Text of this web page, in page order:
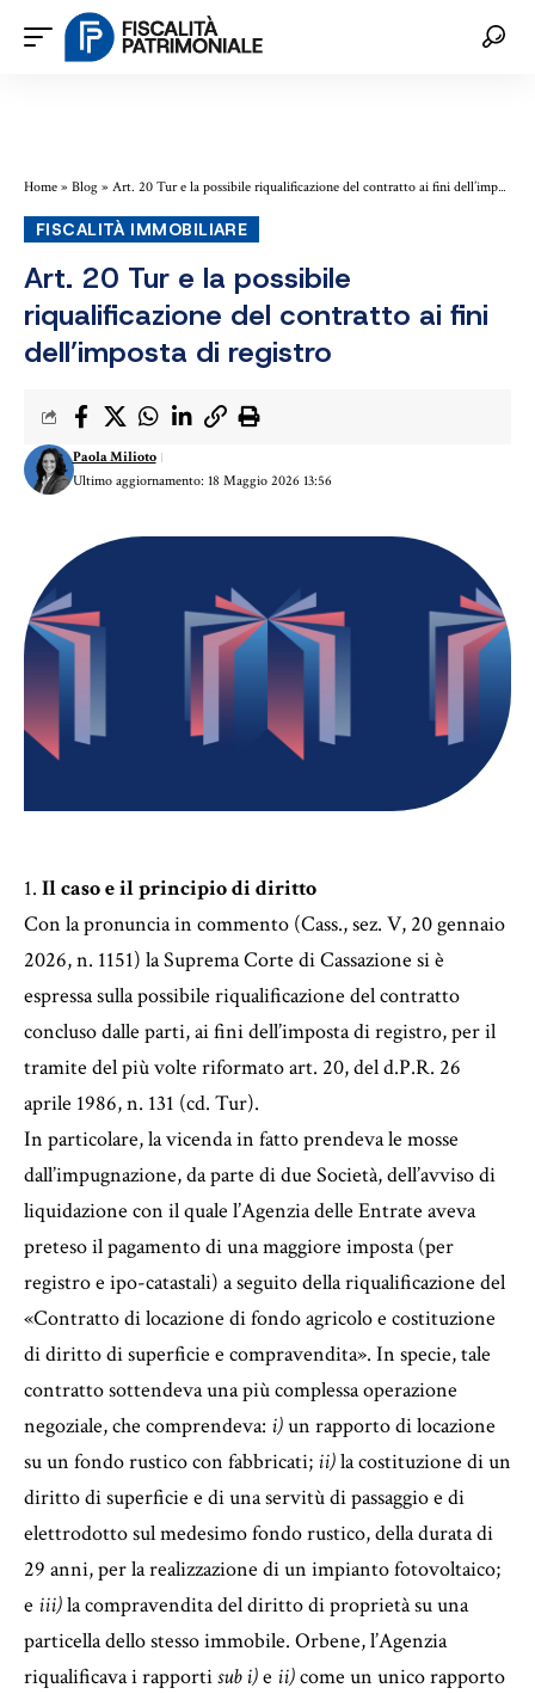
Home » Blog » Art. 20 Tur e la possibile riqualificazione del contratto ai fini dell’imposta di registro
FISCALITÀ IMMOBILIARE
Art. 20 Tur e la possibile
riqualificazione del contratto ai fini
dell’imposta di registro
Ultimo aggiornamento: 18 Maggio 2026 13:56
Paola Milioto
1. Il caso e il principio di diritto
Con la pronuncia in commento (Cass., sez. V, 20 gennaio
2026, n. 1151) la Suprema Corte di Cassazione si è
espressa sulla possibile riqualificazione del contratto
concluso dalle parti, ai fini dell’imposta di registro, per il
tramite del più volte riformato art. 20, del d.P.R. 26
aprile 1986, n. 131 (cd. Tur).
In particolare, la vicenda in fatto prendeva le mosse
dall’impugnazione, da parte di due Società, dell’avviso di
liquidazione con il quale l’Agenzia delle Entrate aveva
preteso il pagamento di una maggiore imposta (per
registro e ipo-catastali) a seguito della riqualificazione del
«Contratto di locazione di fondo agricolo e costituzione
di diritto di superficie e compravendita». In specie, tale
contratto sottendeva una più complessa operazione
negoziale, che comprendeva: i)un rapporto di locazione
su un fondo rustico con fabbricati; ii)la costituzione di un
diritto di superficie e di una servitù di passaggio e di
elettrodotto sul medesimo fondo rustico, della durata di
29 anni, per la realizzazione di un impianto fotovoltaico;
e iii)la compravendita del diritto di proprietà su una
particella dello stesso immobile. Orbene, l’Agenzia
riqualificava i rapportisub i)e ii)come un unico rapporto